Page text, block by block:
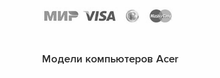
Модели компьютеров Acer